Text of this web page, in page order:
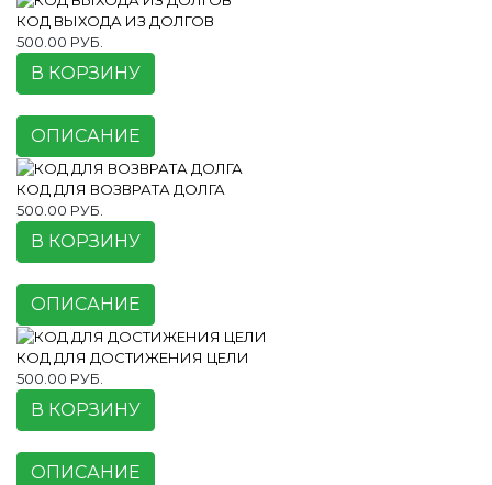
КОД ВЫХОДА ИЗ ДОЛГОВ
500.00 РУБ.
В КОРЗИНУ
ОПИСАНИЕ
КОД ДЛЯ ВОЗВРАТА ДОЛГА
500.00 РУБ.
В КОРЗИНУ
ОПИСАНИЕ
КОД ДЛЯ ДОСТИЖЕНИЯ ЦЕЛИ
500.00 РУБ.
В КОРЗИНУ
ОПИСАНИЕ